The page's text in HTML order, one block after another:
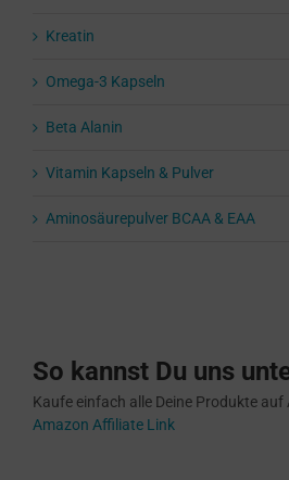
Kreatin
Omega-3 Kapseln
Beta Alanin
Vitamin Kapseln & Pulver
Aminosäurepulver BCAA & EAA
So kannst Du uns
Kaufe einfach alle Deine Produkte
Amazon Affiliate Link